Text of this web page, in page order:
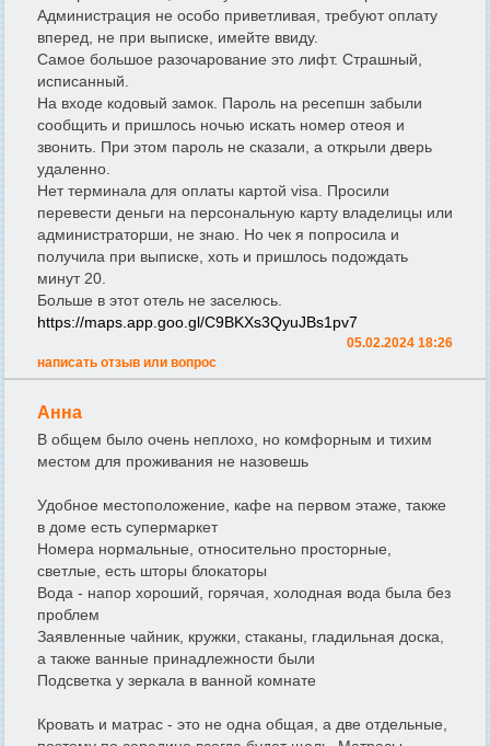
Администрация не особо приветливая, требуют оплату
вперед, не при выписке, имейте ввиду.
Самое большое разочарование это лифт. Страшный,
исписанный.
На входе кодовый замок. Пароль на ресепшн забыли
сообщить и пришлось ночью искать номер отеоя и
звонить. При этом пароль не сказали, а открыли дверь
удаленно.
Нет терминала для оплаты картой visa. Просили
перевести деньги на персональную карту владелицы или
администраторши, не знаю. Но чек я попросила и
получила при выписке, хоть и пришлось подождать
минут 20.
Больше в этот отель не заселюсь.
https://maps.app.goo.gl/C9BKXs3QyuJBs1pv7
05.02.2024 18:26
написать отзыв или вопрос
Анна
В общем было очень неплохо, но комфорным и тихим
местом для проживания не назовешь
Удобное местоположение, кафе на первом этаже, также
в доме есть супермаркет
Номера нормальные, относительно просторные,
светлые, есть шторы блокаторы
Вода - напор хороший, горячая, холодная вода была без
проблем
Заявленные чайник, кружки, стаканы, гладильная доска,
а также ванные принадлежности были
Подсветка у зеркала в ванной комнате
Кровать и матрас - это не одна общая, а две отдельные,